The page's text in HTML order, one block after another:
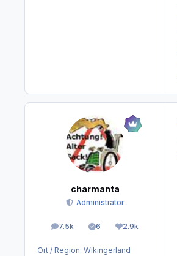
charmanta
Administrator
7.5k
Beiträge 6
Lösungen2.9k
Reputation
Ort / Region: Wikingerland